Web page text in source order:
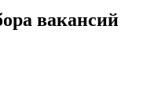
вакансий